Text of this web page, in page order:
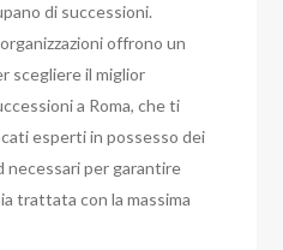
di successioni.
offrono un
scegliere il miglior
a Roma, che ti
esperti in possesso dei
necessari per garantire
trattata con la massima